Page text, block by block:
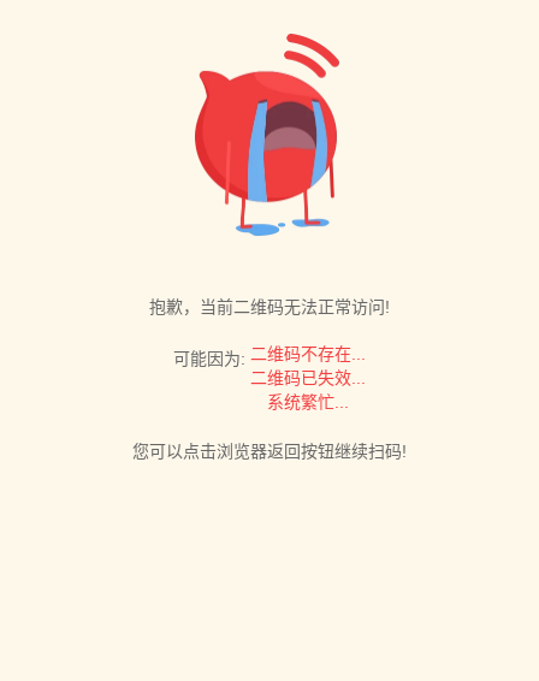
抱歉，当前二维码无法正常访问!
可能因为: 二维码不存在...
二维码已失效...
系统繁忙...
您可以点击浏览器返回按钮继续扫码!